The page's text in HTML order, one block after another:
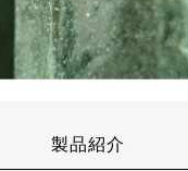
製品紹介